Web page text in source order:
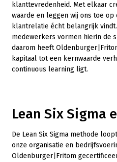
klanttevredenheid. Met elkaar
waarde en leggen wij ons toe op
klantrelatie écht belangrijk
medewerkers vormen hierin de
daarom heeft
kapitaal tot een kernwaarde
continuous learning ligt.
Lean Six Sigma
De Lean Six Sigma methode
onze organisatie en
Oldenburger|Fritom